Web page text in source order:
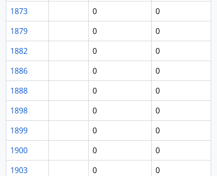
1873
0
0
1879
0
0
1882
0
0
1886
0
0
1888
0
0
1898
0
0
1899
0
0
1900
0
0
1903
0
0